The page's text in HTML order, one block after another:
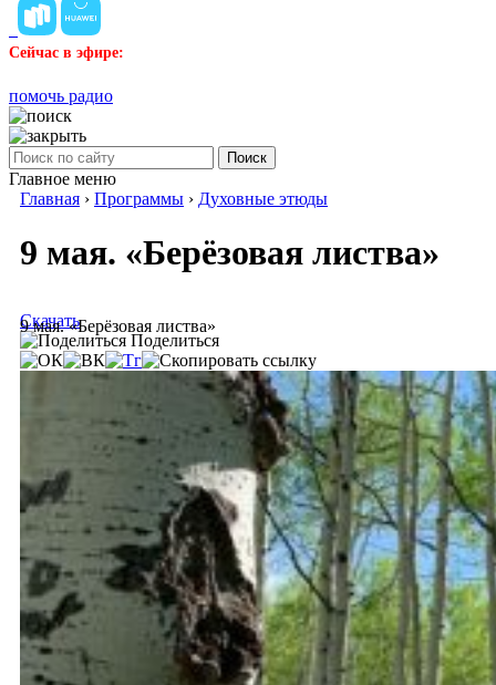
Сейчас в эфире:
помочь радио
Поиск
Главное меню
Главная › Программы › Духовные этюды
9 мая. «Берёзовая листва»
9 мая. «Берёзовая листва»
Скачать
Поделиться